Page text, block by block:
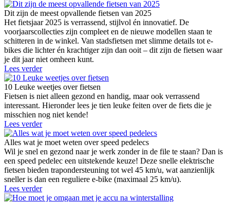
Dit zijn de meest opvallende fietsen van 2025
Het fietsjaar 2025 is verrassend, stijlvol én innovatief. De
voorjaarscollecties zijn compleet en de nieuwe modellen staan te
schitteren in de winkel. Van stadsfietsen met slimme details tot e-
bikes die lichter én krachtiger zijn dan ooit – dit zijn de fietsen waar
je dit jaar niet omheen kunt.
Lees verder
10 Leuke weetjes over fietsen
Fietsen is niet alleen gezond en handig, maar ook verrassend
interessant. Hieronder lees je tien leuke feiten over de fiets die je
misschien nog niet kende!
Lees verder
Alles wat je moet weten over speed pedelecs
Wil je snel en gezond naar je werk zonder in de file te staan? Dan is
een speed pedelec een uitstekende keuze! Deze snelle elektrische
fietsen bieden trapondersteuning tot wel 45 km/u, wat aanzienlijk
sneller is dan een reguliere e-bike (maximaal 25 km/u).
Lees verder